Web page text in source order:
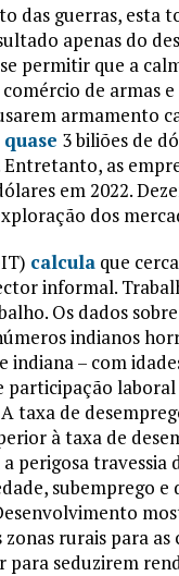
das guerras, esta
apenas do
permitir que a
de armas e
armamento
3 biliões de
as
em 2022.
dos
calcula que
informal.
Os dados
indianos
indiana – com
participação laboral
taxa de
à taxa de
perigosa travessia
subemprego e
rurais para as
para seduzirem